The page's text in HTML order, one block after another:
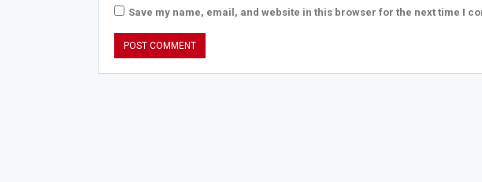
Save my name, email, and website in this browser for the next time I